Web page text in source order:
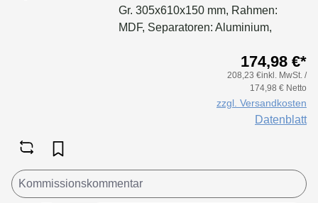
Gr. 305x610x150 mm, Rahmen:
MDF, Separatoren: Aluminium,
174,98 €*
208,23 €inkl. MwSt. /
174,98 € Netto
zzgl. Versandkosten
Datenblatt